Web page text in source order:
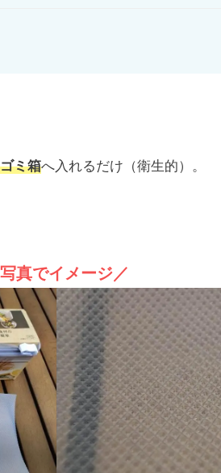
ミ箱へ入れるだけ（衛生的）。
真でイメージ／